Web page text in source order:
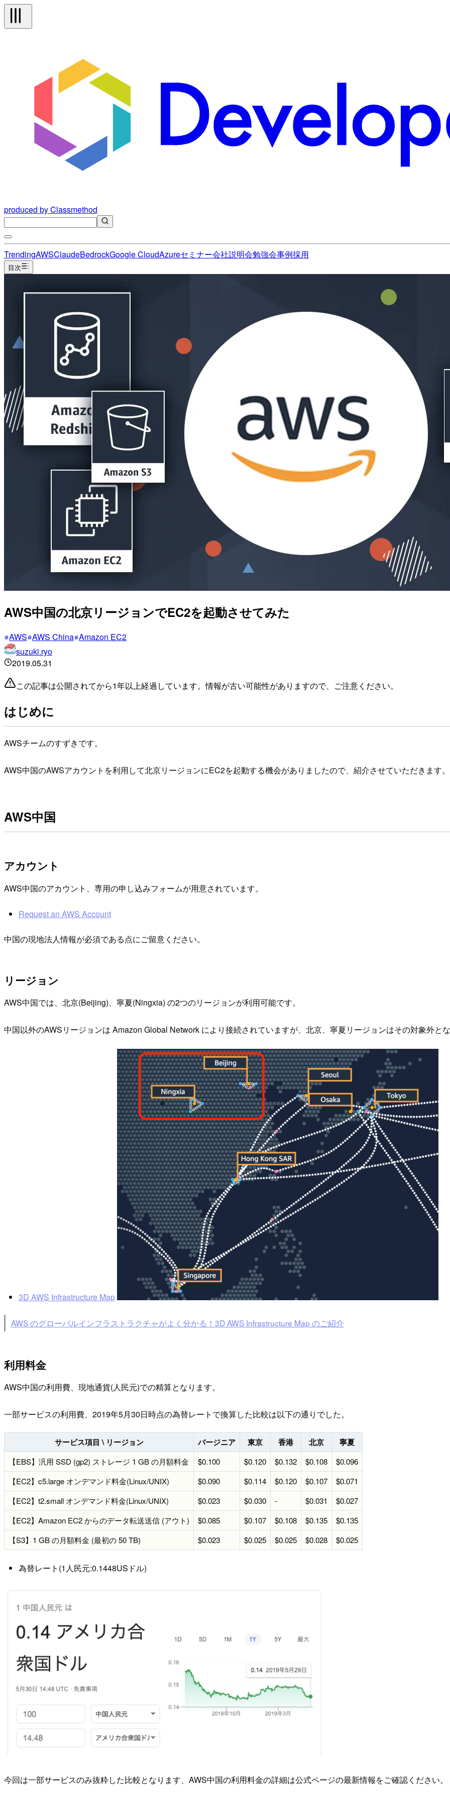
produced by Classmethod
TrendingAWSClaudeBedrockGoogle CloudAzureセミナー会社説明会勉強会事例採用
目次
AWS中国の北京リージョンでEC2を起動させてみた
AWS AWS China Amazon EC2
suzuki.ryo
2019.05.31
この記事は公開されてから1年以上経過しています。情報が古い可能性がありますので、ご注意ください。
はじめに
AWSチームのすずきです。
AWS中国のAWSアカウントを利用して北京リージョンにEC2を起動する機会がありましたので、紹介させていただきます。
AWS中国
アカウント
AWS中国のアカウント、専用の申し込みフォームが用意されています。
Request an AWS Account
中国の現地法人情報が必須である点にご留意ください。
リージョン
AWS中国では、北京(Beijing)、寧夏(Ningxia) の2つのリージョンが利用可能です。
中国以外のAWSリージョンは Amazon Global Network により接続されていますが、北京、寧夏リージョンはその対象外とな
3D AWS Infrastructure Map
AWS のグローバルインフラストラクチャがよく分かる！3D AWS Infrastructure Map のご紹介
利用料金
AWS中国の利用費、現地通貨(人民元)での精算となります。
一部サービスの利用費、2019年5月30日時点の為替レートで換算した比較は以下の通りでした。
サービス項目 \ リージョン バージニア 東京 香港 北京 寧夏
【EBS】汎用 SSD (gp2) ストレージ 1 GB の月額料金 $0.100 $0.120 $0.132 $0.108
$0.096
【EC2】c5.large オンデマンド料金(Linux/UNIX)
$0.090 $0.114 $0.120 $0.107
$0.071
【EC2】t2.small オンデマンド料金(Linux/UNIX)
$0.023 $0.030 - $0.031
$0.027
【EC2】Amazon EC2 からのデータ転送送信 (アウト)
$0.085 $0.107 $0.108 $0.135
$0.135
【S3】1 GB の月額料金 (最初の 50 TB)
$0.023 $0.025 $0.025 $0.028 $0.025
為替レート(1人民元:0.1448USドル)
今回は一部サービスのみ抜粋した比較となります、AWS中国の利用料金の詳細は公式ページの最新情報をご確認ください。